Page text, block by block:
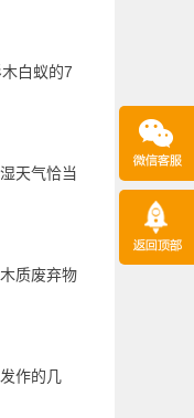
白蚁的7
天气恰当
质废弃物
作的几